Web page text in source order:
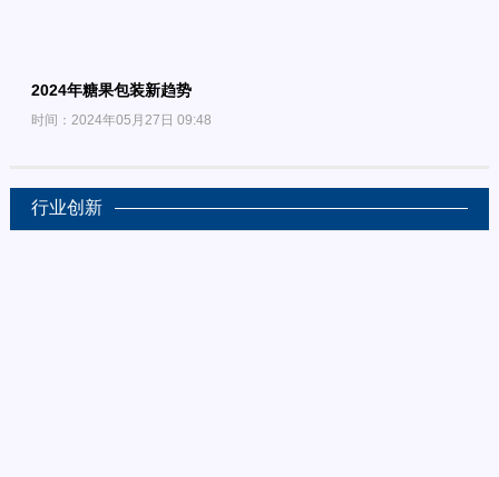
2024年糖果包装新趋势
时间：2024年05月27日 09:48
行业创新